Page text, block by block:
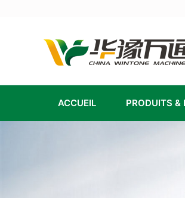
ACCUEIL PRODUITS &